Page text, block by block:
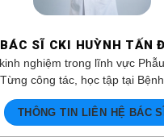
BÁC SĨ CKI HUỲNH TẤN
nghiệm trong lĩnh vực
công tác, học tập tại
THÔNG TIN LIÊN HỆ BÁC SĨ